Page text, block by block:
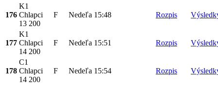
176
K1
Chlapci
13 200
F Nedeľa 15:48 Rozpis
177
K1
Chlapci
14 200
F Nedeľa 15:51 Rozpis
178
C1
Chlapci
14 200
F Nedeľa 15:54 Rozpis